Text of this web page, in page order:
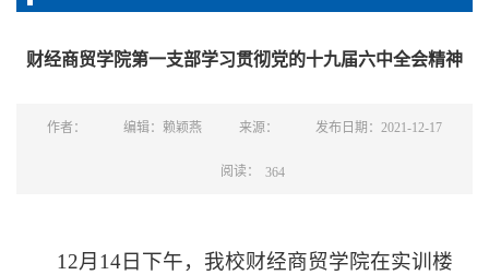
财经商贸学院第一支部学习贯彻党的十九届六中全会精神
作者： 编辑：赖颖燕 来源： 发布日期：2021-12-17
阅读： 364
12月14日下午，我校财经商贸学院在实训楼